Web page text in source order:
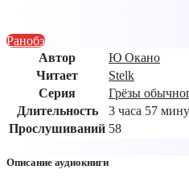
Ранобэ
Автор
Ю Окано
Читает
Stelk
Серия
Грёзы
Длительность
3 часа 57
Прослушиваний 58
Описание аудиокниги